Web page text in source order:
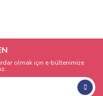
olmak için e-bültenimize